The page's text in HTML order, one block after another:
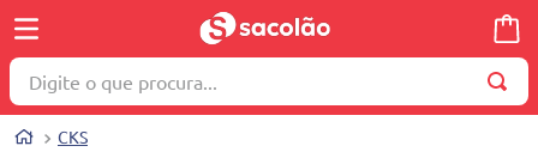
Digite o que procura...
CKS